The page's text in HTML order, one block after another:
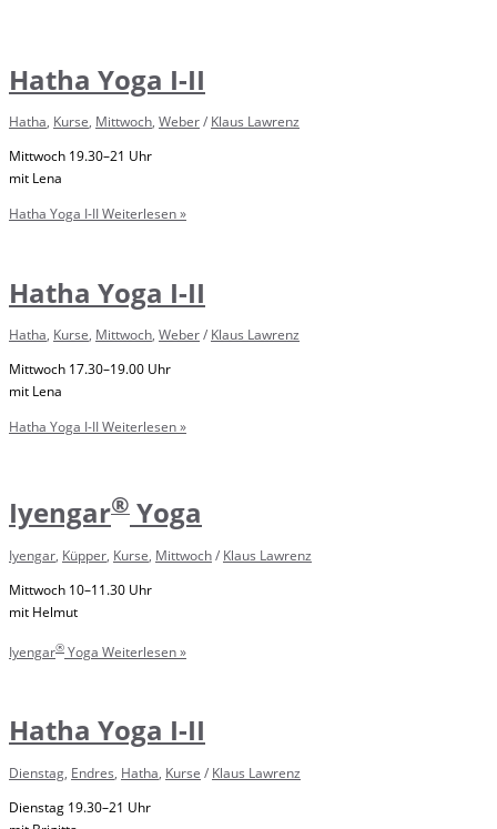
Hatha Yoga I-II
Hatha, Kurse, Mittwoch, Weber/ Klaus Lawrenz
Mittwoch 19.30–21 Uhr
mit Lena
Hatha Yoga I-IIWeiterlesen »
Hatha Yoga I-II
Hatha, Kurse, Mittwoch, Weber/ Klaus Lawrenz
Mittwoch 17.30–19.00 Uhr
mit Lena
Hatha Yoga I-IIWeiterlesen »
Iyengar® Yoga
Iyengar Küpper Kurse Mittwoch/ Klaus Lawrenz
Mittwoch 10–11.30 Uhr
mit Helmut
Iyengar® Yoga Weiterlesen »
Hatha Yoga I-II
Dienstag Endres Hatha Kurse / Klaus Lawrenz
Dienstag 19.30–21 Uhr